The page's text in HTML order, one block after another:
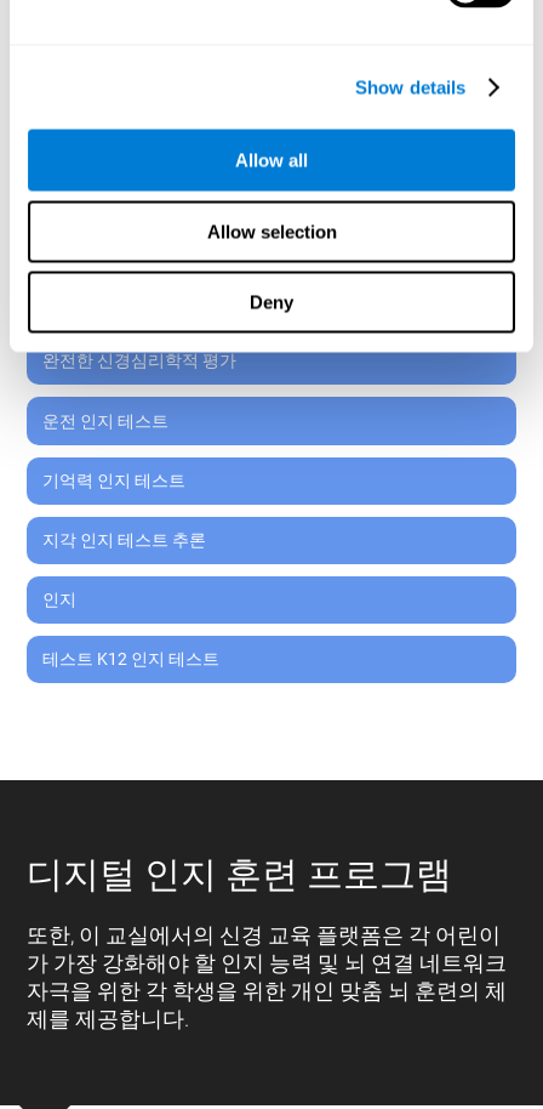
Show details
Allow all
Allow selection
Deny
의 학생부터 청소년들을 위한 것으로 표준화되어 있습니
완전한 신경심리학적 평가
운전 인지 테스트
기억력 인지 테스트
지각 인지 테스트 추론
인지
테스트 K12 인지 테스트
디지털 인지 훈련 프로그램
또한, 이 교실에서의 신경 교육 플랫폼은 각 어린이
가 가장 강화해야 할 인지 능력 및 뇌 연결 네트워크
자극을 위한 각 학생을 위한 개인 맞춤 뇌 훈련의 체
제를 제공합니다.